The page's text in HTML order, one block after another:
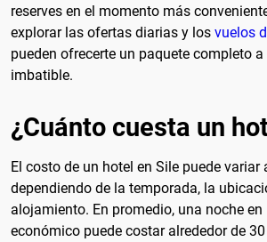
reserves en el momento más
explorar las ofertas diarias y los vuelos
pueden ofrecerte un paquete completo
imbatible.
¿Cuánto cuesta un
El costo de un hotel en Sile puede
dependiendo de la temporada, la
alojamiento. En promedio, una noche en
económico puede costar alrededor de